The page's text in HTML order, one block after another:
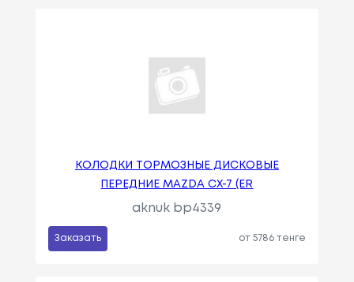
КОЛОДКИ ТОРМОЗНЫЕ ДИСКОВЫЕ
ПЕРЕДНИЕ MAZDA CX-7 (ER
aknuk bp4339
Заказать от 5786 тенге